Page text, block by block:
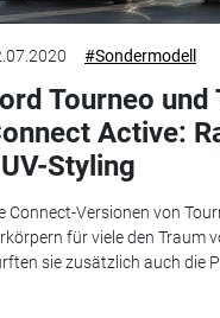
#Sondermodell
Tourneo und
Active:
Styling
Connect-Versionen von
für viele den Traum
sie zusätzlich auch die